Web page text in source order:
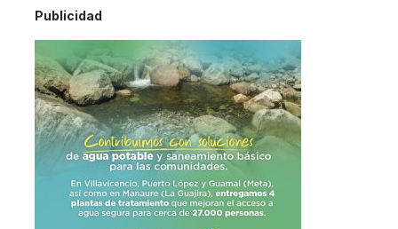
Publicidad